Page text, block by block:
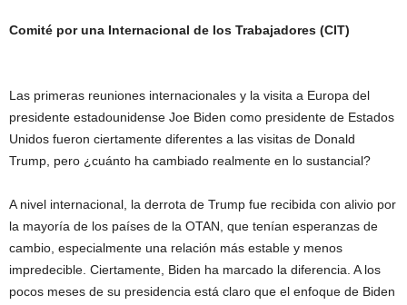
Comité por una Internacional de los Trabajadores (CIT)
Las primeras reuniones internacionales y la visita a Europa del
presidente estadounidense Joe Biden como presidente de Estados
Unidos fueron ciertamente diferentes a las visitas de Donald
Trump, pero ¿cuánto ha cambiado realmente en lo sustancial?
A nivel internacional, la derrota de Trump fue recibida con alivio por
la mayoría de los países de la OTAN, que tenían esperanzas de
cambio, especialmente una relación más estable y menos
impredecible. Ciertamente, Biden ha marcado la diferencia. A los
pocos meses de su presidencia está claro que el enfoque de Biden